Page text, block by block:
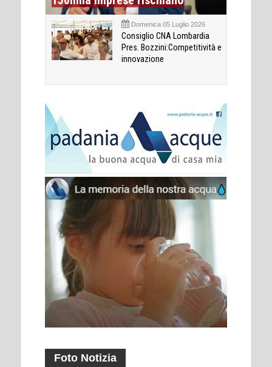
Domenica 05 Luglio 2026
Consiglio CNA Lombardia
Pres. Bozzini:Competitività e
innovazione
Foto Notizia